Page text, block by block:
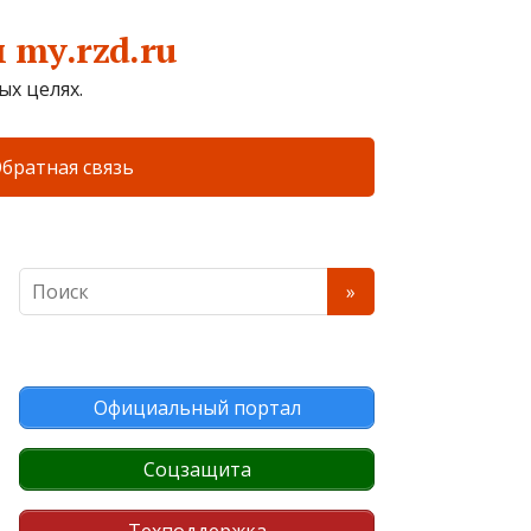
целях.
связь
Официальный портал
Соцзащита